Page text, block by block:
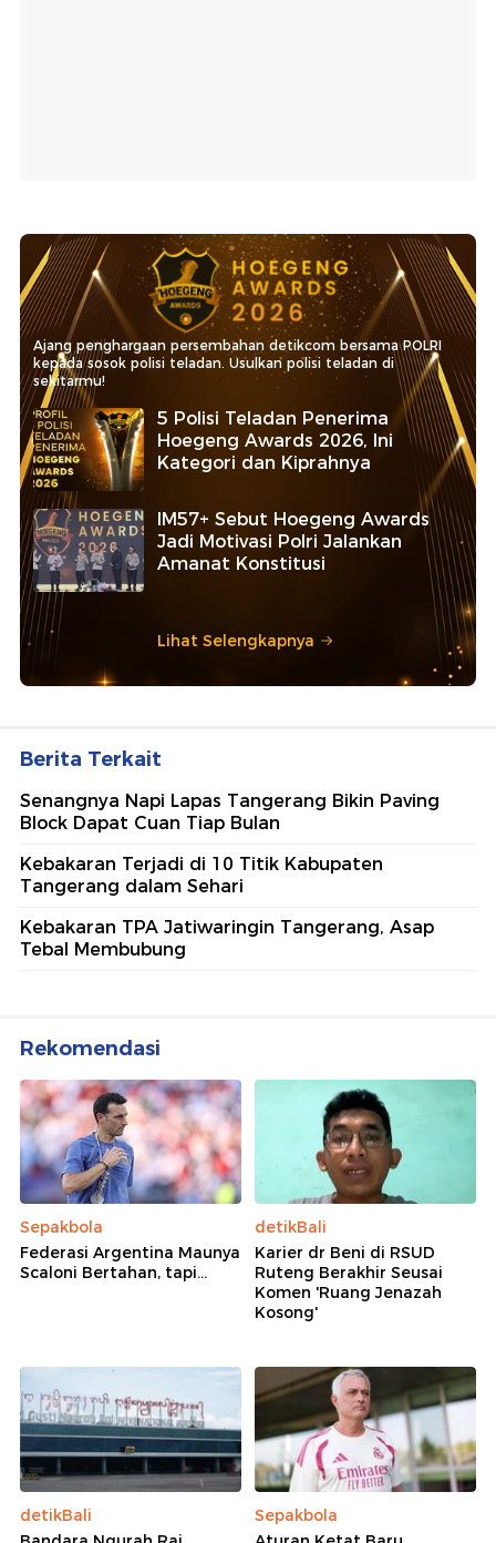
Ajang penghargaan persembahan detikcom bersama POLRI
kepada sosok polisi teladan. Usulkan polisi teladan di
sekitarmu!
5 Polisi Teladan Penerima
Hoegeng Awards 2026, Ini
Kategori dan Kiprahnya
IM57+ Sebut Hoegeng Awards
Jadi Motivasi Polri Jalankan
Amanat Konstitusi
Lihat Selengkapnya
Berita Terkait
Senangnya Napi Lapas Tangerang Bikin Paving
Block Dapat Cuan Tiap Bulan
Kebakaran Terjadi di 10 Titik Kabupaten
Tangerang dalam Sehari
Kebakaran TPA Jatiwaringin Tangerang, Asap
Tebal Membubung
Rekomendasi
Sepakbola
Federasi Argentina Maunya
Scaloni Bertahan, tapi...
detikBali
Karier dr Beni di RSUD
Ruteng Berakhir Seusai
Komen 'Ruang Jenazah
Kosong'
detikBali
Sepakbola